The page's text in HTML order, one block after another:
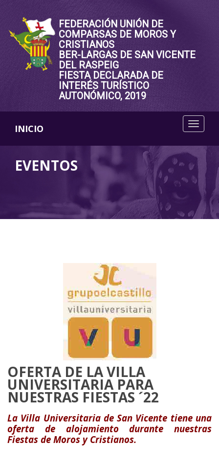
FEDERACIÓN UNIÓN DE
COMPARSAS DE MOROS Y
CRISTIANOS
BER-LARGAS DE SAN VICENTE
DEL RASPEIG
FIESTA DECLARADA DE
INTERÉS TURÍSTICO
AUTONÓMICO, 2019
INICIO
EVENTOS
OFERTA DE LA VILLA
UNIVERSITARIA PARA
NUESTRAS FIESTAS ´22
La Villa Universitaria de San Vicente tiene una
oferta de alojamiento durante nuestras
Fiestas de Moros y Cristianos.